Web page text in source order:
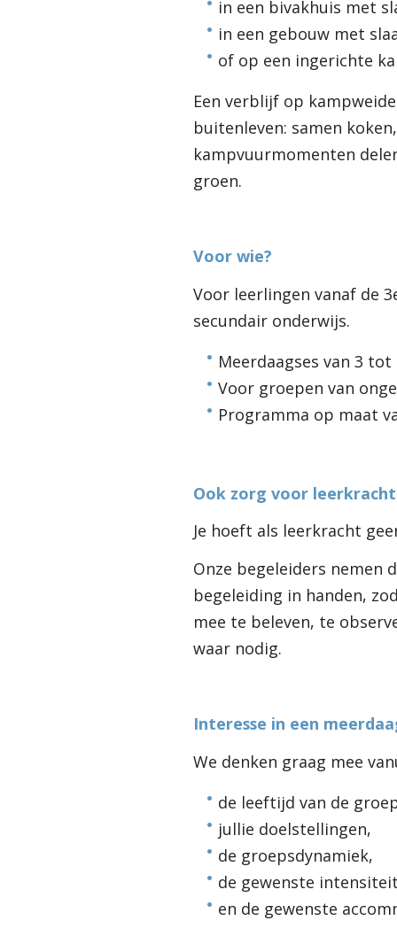
in een bivakhuis met
in een gebouw met
of op een ingerichte
Een verblijf op
buitenleven: samen
kampvuurmomenten
groen.
Voor wie?
Voor leerlingen vanaf de
secundair onderwijs.
Meerdaagses van 3 tot
Voor groepen van
Programma op maat
Ook zorg voor
Je hoeft als leerkracht
Onze begeleiders nemen
begeleiding in handen,
mee te beleven, te
waar nodig.
Interesse in een
We denken graag mee
de leeftijd van de
jullie doelstellingen,
de groepsdynamiek,
de gewenste
en de gewenste